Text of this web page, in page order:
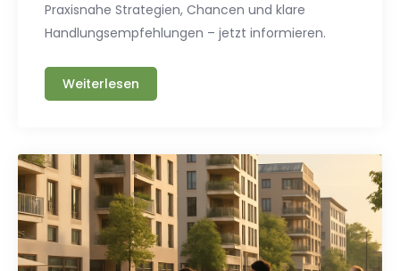
Praxisnahe Strategien, Chancen und klare
Handlungsempfehlungen – jetzt informieren.
Weiterlesen